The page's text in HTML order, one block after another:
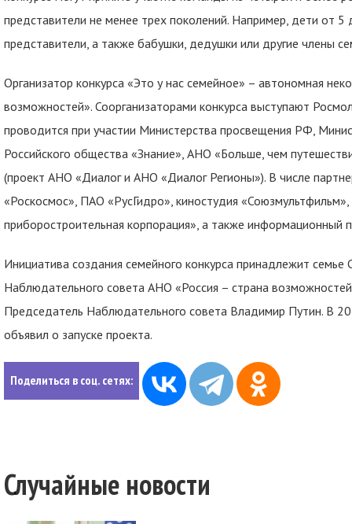
представители не менее трех поколений. Например, дети от
представители, а также бабушки, дедушки или другие члены
Организатор конкурса «Это у нас семейное» – автономная
возможностей». Соорганизаторами конкурса выступают
проводится при участии Министерства просвещения РФ,
Российского общества «Знание», АНО «Больше, чем
(проект АНО «Диалог и АНО «Диалог Регионы»). В числе
«Роскосмос», ПАО «РусГидро», киностудия
приборостроительная корпорация», а также информационный
Инициатива создания семейного конкурса принадлежит
Наблюдательного совета АНО «Россия – страна
Председатель Наблюдательного совета Владимир Путин. В
объявил о запуске проекта.
Поделиться в соц. сетях:
Случайные новости